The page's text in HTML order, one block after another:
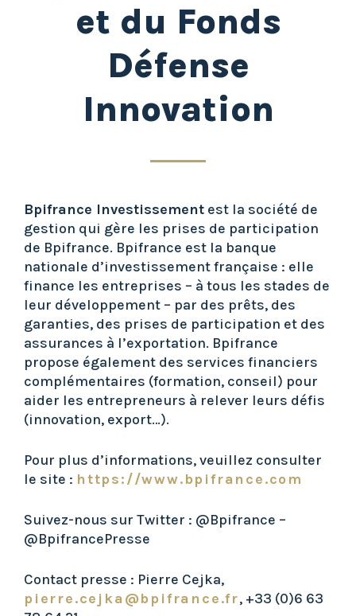
et du Fonds
Défense
Innovation
Bpifrance Investissement est la société de
gestion qui gère les prises de participation
de Bpifrance. Bpifrance est la banque
nationale d’investissement française : elle
finance les entreprises – à tous les stades de
leur développement – par des prêts, des
garanties, des prises de participation et des
assurances à l’exportation. Bpifrance
propose également des services financiers
complémentaires (formation, conseil) pour
aider les entrepreneurs à relever leurs défis
(innovation, export…).
Pour plus d’informations, veuillez consulter
le site : https://www.bpifrance.com
Suivez-nous sur Twitter : @Bpifrance –
@BpifrancePresse
Contact presse : Pierre Cejka,
pierre.cejka@bpifrance.fr, +33 (0)6 63